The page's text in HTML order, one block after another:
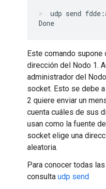
udp send
Este comando
dirección del Nodo 1.
administrador del
socket. Esto se debe
2 quiere enviar un
cuenta cuáles de sus
usan como la fuente
socket elige una
aleatoria.
Para conocer todas
consulta udp send